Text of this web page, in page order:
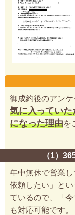
御成約後のアンケ
気に入ってい
になった理由を
（1）
年中無休で営業
依頼したい」と
ているので、「
も対応可能です。